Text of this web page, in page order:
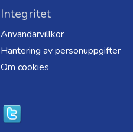
Integritet
Användarvillkor
Hantering av personuppgifter
Om cookies